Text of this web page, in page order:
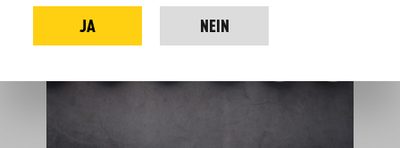
JA NEIN